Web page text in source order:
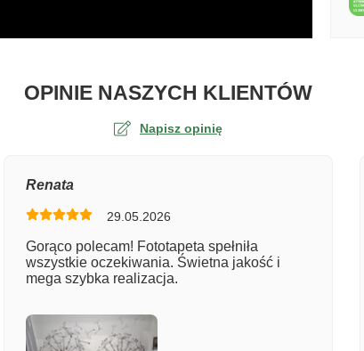
OPINIE NASZYCH KLIENTÓWO
Napisz opinię
Renata
29.05.2026
Gorąco polecam! Fototapeta spełniła
wszystkie oczekiwania. Świetna jakość i
mega szybka realizacja.